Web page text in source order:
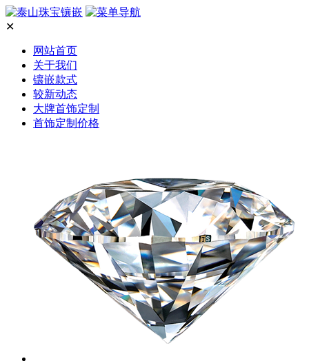
✕
网站首页
关于我们
镶嵌款式
较新动态
大牌首饰定制
首饰定制价格